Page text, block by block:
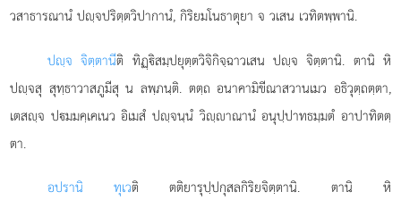
วสาธารณานํ ปฺจปริตฺตวิปากานํ, กิริยมโนธาตุยา จ วเสน เวทิตพฺพานิ.
ปฺจ จิตฺตานีติ ทิฏฺิสมฺปยุตฺตวิจิกิจฺฉาวเสน ปฺจ จิตฺตานิ. ตานิ หิ
ปฺจสุ สุทฺธาวาสภูมีสุ น ลพฺภนฺติ. ตตฺถ อนาคามิขีณาสวานเมว อธิวุตฺถตฺตา,
เตสฺจ ปมมคฺเคเนว อิเมสํ ปฺจนฺนํ วิฺาณานํ อนุปฺปาทธมฺมตํ อาปาทิตตฺ
ตา.
อปรานิ ทุเวติ ตติยารุปฺปกุสลกิริยจิตฺตานิ. ตานิ หิ